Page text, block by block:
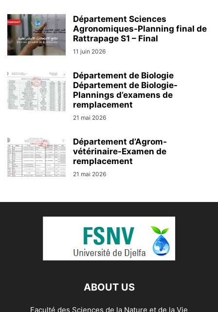
Département Sciences
Agronomiques-Planning final de
Rattrapage S1 – Final
11 juin 2026
Département de Biologie
Département de Biologie-
Plannings d’examens de
remplacement
21 mai 2026
Département d’Agrom-
vétérinaire-Examen de
remplacement
21 mai 2026
ABOUT US
Faculté des Sciences de la Nature et de la Vie